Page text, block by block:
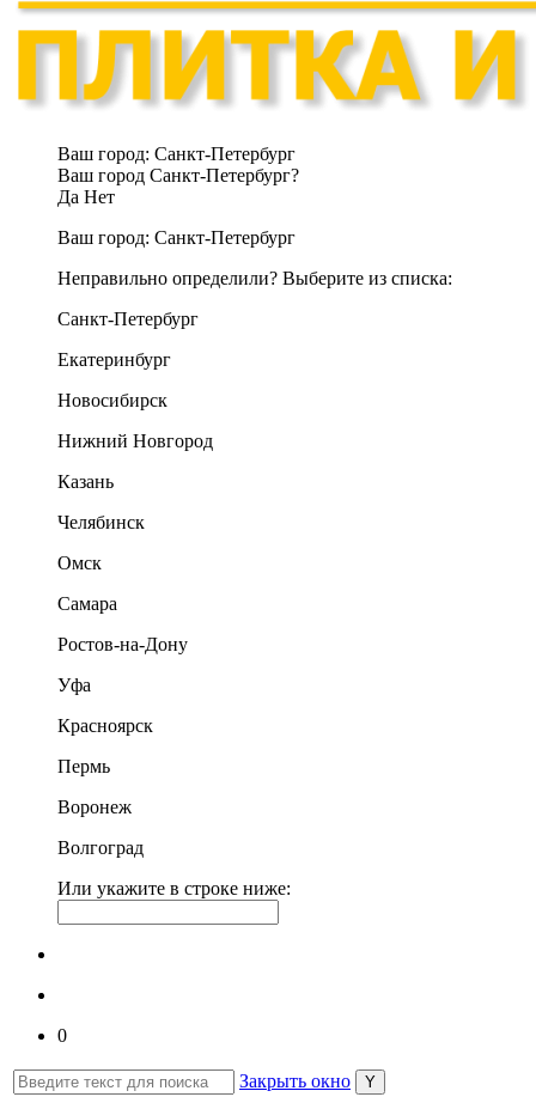
Ваш город: Санкт-Петербург
Ваш город Санкт-Петербург?
Да Нет
Ваш город: Санкт-Петербург
Неправильно определили? Выберите из списка:
Санкт-Петербург
Екатеринбург
Новосибирск
Нижний Новгород
Казань
Челябинск
Омск
Самара
Ростов-на-Дону
Уфа
Красноярск
Пермь
Воронеж
Волгоград
Или укажите в строке ниже:
0
Закрыть окно